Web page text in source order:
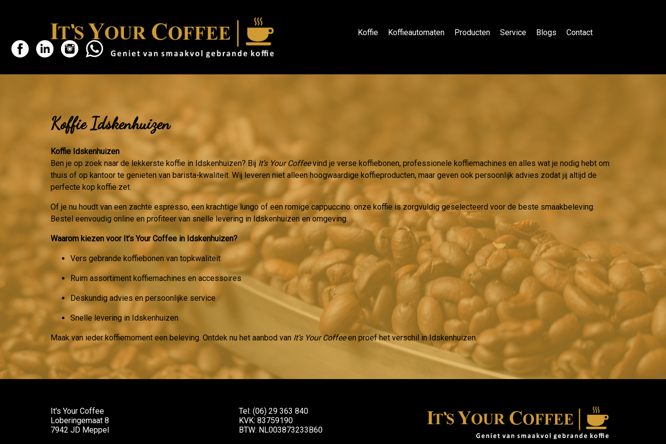
Koffie Koffieautomaten Producten Service Blogs Contact
Koffie Idskenhuizen
Koffie Idskenhuizen
Ben je op zoek naar de lekkerste koffie in Idskenhuizen? Bij It’s Your Coffeevind je verse koffiebonen, professionele koffiemachines en alles wat je nodig hebt om
thuis of op kantoor te genieten van barista-kwaliteit. Wij leveren niet alleen hoogwaardige koffieproducten, maar geven ook persoonlijk advies zodat jij altijd de
perfecte kop koffie zet.
Of je nu houdt van een zachte espresso, een krachtige lungo of een romige cappuccino: onze koffie is zorgvuldig geselecteerd voor de beste smaakbeleving.
Bestel eenvoudig online en profiteer van snelle levering in Idskenhuizen en omgeving.
Waarom kiezen voor It’s Your Coffee in Idskenhuizen?
Vers gebrande koffiebonen van topkwaliteit
Ruim assortiment koffiemachines en accessoires
Deskundig advies en persoonlijke service
Snelle levering in Idskenhuizen
Maak van ieder koffiemoment een beleving. Ontdek nu het aanbod van It’s Your Coffeeen proef het verschil in Idskenhuizen.
It's Your Coffee
Loberingemaat 8
7942 JD Meppel
Tel: (06) 29 363 840
KVK: 83759190
BTW: NL003873233B60